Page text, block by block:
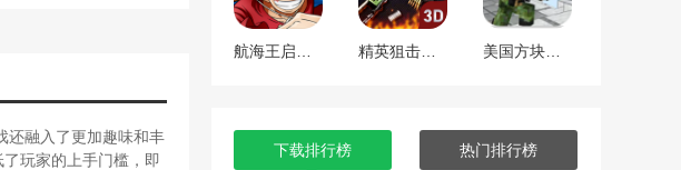
还融入了更加趣味和丰
玩家的上手门槛，即
下载排行榜 热门排行榜